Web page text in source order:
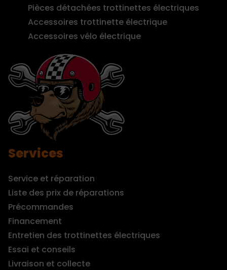
Pièces détachées trottinettes électriques
Accessoires trottinette électrique
Accessoires vélo électrique
Services
Service et réparation
Liste des prix de réparations
Précommandes
Financement
Entretien des trottinettes électriques
Essai et conseils
Livraison et collecte